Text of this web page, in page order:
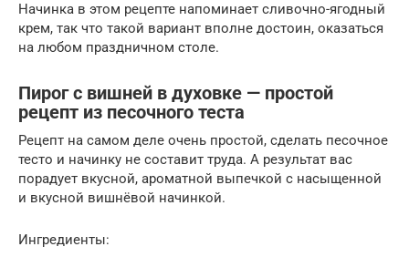
Начинка в этом рецепте напоминает сливочно-ягодный
крем, так что такой вариант вполне достоин, оказаться
на любом праздничном столе.
Пирог с вишней в духовке — простой
рецепт из песочного теста
Рецепт на самом деле очень простой, сделать песочное
тесто и начинку не составит труда. А результат вас
порадует вкусной, ароматной выпечкой с насыщенной
и вкусной вишнёвой начинкой.
Ингредиенты: